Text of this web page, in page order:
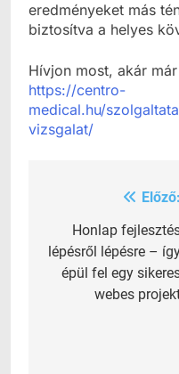
eredményeket más
biztosítva a helyes
Hívjon most, akár
https://centro-
medical.hu/
vizsgalat/
Bejegyzés
navigáció
Előző:
Honlap
lépésről lépésre –
épül fel egy
webes